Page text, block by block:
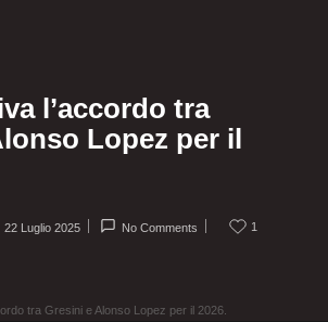
l’accordo tra
Lopez per il
22 Luglio 2025 No Comments 1
tra Gresini e Alonso Lopez per il 2026.